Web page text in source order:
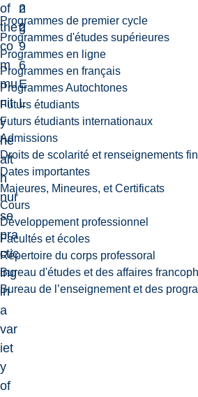
Programmes de premier cycle
Programmes d'études supérieures
Programmes en ligne
Programmes en français
Programmes Autochtones
Futurs étudiants
Futurs étudiants internationaux
Admissions
Droits de scolarité et renseignements
Dates importantes
Majeures, Mineures, et Certificats
Cours
Développement professionnel
Facultés et écoles
Répertoire du corps professoral
Bureau d'études et des affaires
Bureau de l’enseignement et des
of
the
co
m
mu
nit
y
he
alt
h
nur
se
pra
ctic
ing
in
a
var
iet
y
of
2
2
9
6
E
L
n
g